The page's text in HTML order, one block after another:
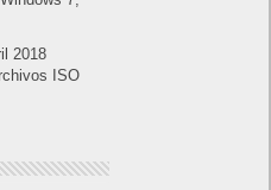
2018
ISO